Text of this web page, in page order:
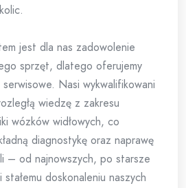
jest dla nas zadowolenie
sprzęt, dlatego oferujemy
serwisowe. Nasi wykwalifikowani
wiedzę z zakresu
wózków widłowych, co
diagnostykę oraz naprawę
– od najnowszych, po starsze
doskonaleniu naszych